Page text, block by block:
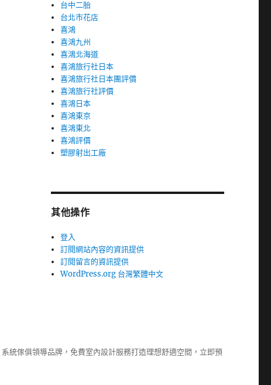
台中二胎
台北市花店
喜鴻
喜鴻九州
喜鴻北海道
喜鴻旅行社日本
喜鴻旅行社日本團評價
喜鴻旅行社評價
喜鴻日本
喜鴻東京
喜鴻東北
喜鴻評價
塑膠射出工廠
其他操作
登入
訂閱網站內容的資訊提供
訂閱留言的資訊提供
WordPress.org 台灣繁體中文
系統傢俱領導品牌，免費室內設計服務打造理想舒適空間，立即預